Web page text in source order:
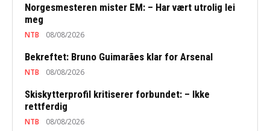
Norgesmesteren mister EM: – Har vært utrolig lei
meg
NTB 08/08/2026
Bekreftet: Bruno Guimarães klar for Arsenal
NTB 08/08/2026
Skiskytterprofil kritiserer forbundet: – Ikke
rettferdig
NTB 08/08/2026